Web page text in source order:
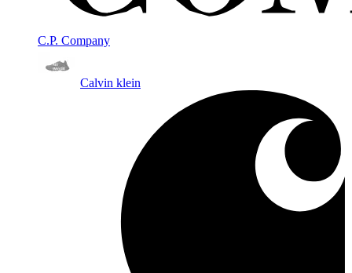
C.P. Company
Calvin klein